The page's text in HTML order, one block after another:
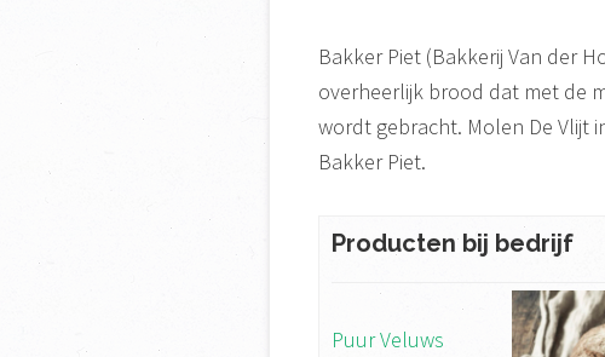
streekproducten
Bakker Piet (Bakkerij Van der
overheerlijk brood dat met de
wordt gebracht. Molen De Vlijt
Bakker Piet.
Producten bij bedrijf
Puur Veluws